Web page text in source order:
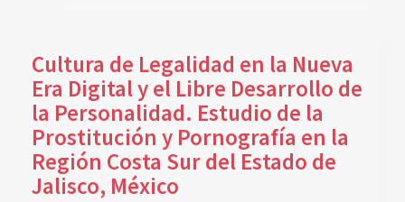
Cultura de Legalidad en la Nueva
Era Digital y el Libre Desarrollo de
la Personalidad. Estudio de la
Prostitución y Pornografía en la
Región Costa Sur del Estado de
Jalisco, México